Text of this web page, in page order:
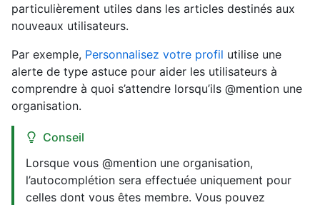
particulièrement utiles dans les articles destinés aux
nouveaux utilisateurs.
Par exemple, Personnalisez votre profil utilise une
alerte de type astuce pour aider les utilisateurs à
comprendre à quoi s’attendre lorsqu’ils @mention une
organisation.
Conseil
Lorsque vous @mention une organisation,
l’autocomplétion sera effectuée uniquement pour
celles dont vous êtes membre. Vous pouvez